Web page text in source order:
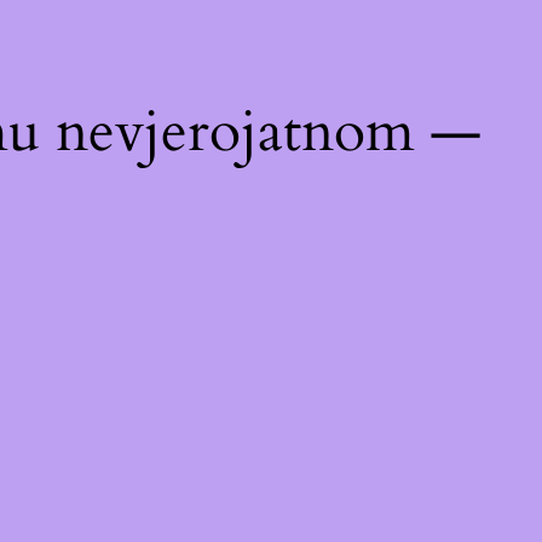
nevjerojatnom —